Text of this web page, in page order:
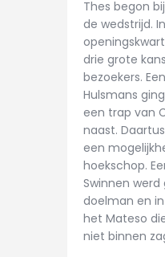
Thes begon
de wedstrijd.
drie grote
bezoekers.
Hulsmans
een trap van
naast.
een
hoekschop.
Swinnen
doelman en
het Mateso
niet binnen